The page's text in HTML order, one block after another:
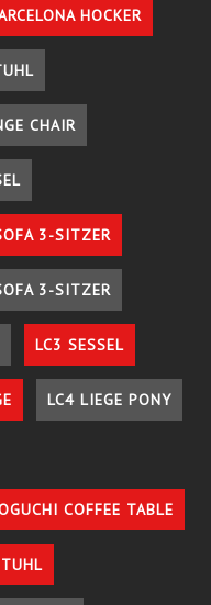
HOCKER
CHAIR
3-SITZER
3-SITZER
LC3 SESSEL
LC4 LIEGE PONY
COFFEE TABLE